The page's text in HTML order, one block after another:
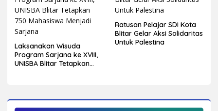
Laksanakan Wisuda
Program Sarjana ke XVIII,
UNISBA Blitar Tetapkan
Ratusan Pelajar SDI Kota
Blitar Gelar Aksi Solidaritas
Untuk Palestina